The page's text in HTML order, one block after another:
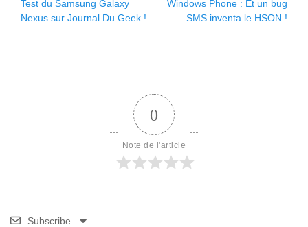
de
l’article
Article
précédent :
Test du Samsung Galaxy
Nexus sur Journal Du Geek !
Article
suivant :
Windows Phone : Et un bug
SMS inventa le HSON !
0
Note de l'article
Subscribe